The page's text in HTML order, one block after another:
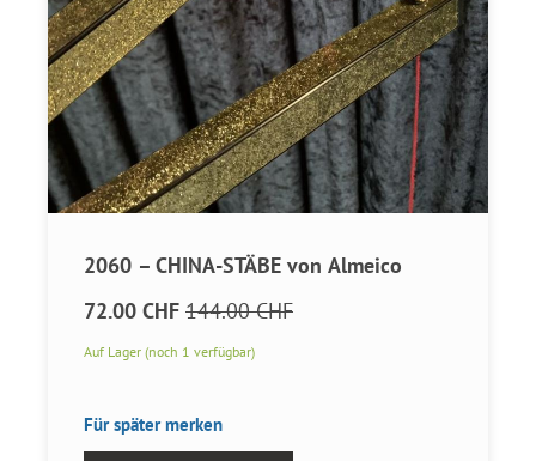
2060 – CHINA-STÄBE von Almeico
72.00 CHF 144.00 CHF
Auf Lager (noch 1 verfügbar)
Für später merken